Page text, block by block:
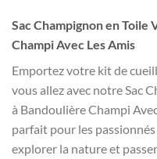
Sac Champignon en
Champi Avec Les Amis
Emportez votre kit de
vous allez avec notre Sac
à Bandoulière Champi
parfait pour les
explorer la nature et